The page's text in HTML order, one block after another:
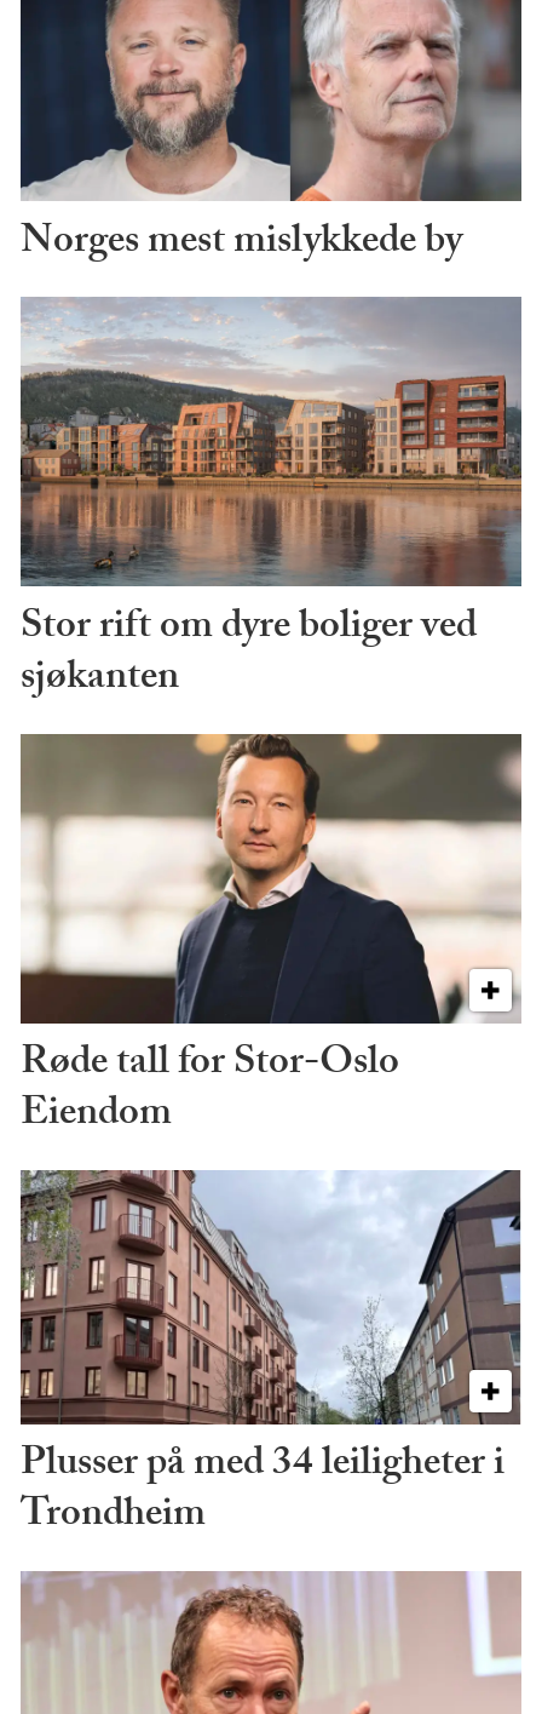
Norges mest mislykkede by
Stor rift om dyre boliger ved
sjøkanten
Røde tall for Stor-Oslo
Eiendom
Plusser på med 34 leiligheter i
Trondheim